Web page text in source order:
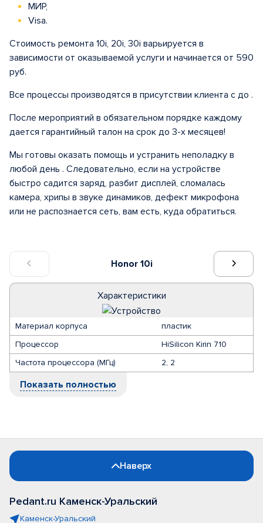
Honor 10i
Характеристики
Материал корпуса
пластик
Процессор
HiSilicon Kirin 710
Частота процессора (МГц)
2, 2
Показать полностью
МИР,
Visa.
Стоимость ремонта 10i, 20i, 30i варьируется в
зависимости от оказываемой услуги и начинается от 590
руб.
Все процессы производятся в присутствии клиента с до .
После мероприятий в обязательном порядке каждому
дается гарантийный талон на срок до 3-х месяцев!
Мы готовы оказать помощь и устранить неполадку в
любой день . Следовательно, если на устройстве
быстро садится заряд, разбит дисплей, сломалась
камера, хрипы в звуке динамиков, дефект микрофона
или не распознается сеть, вам есть, куда обратиться.
Наверх
Pedant.ru Каменск-Уральский
Каменск-Уральский